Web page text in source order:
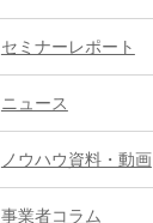
セミナーレポート
ニュース
ノウハウ資料・動画
事業者コラム